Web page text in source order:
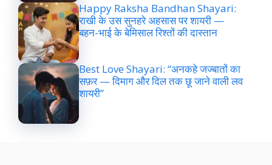
Happy Raksha Bandhan Shayari:
राखी के उस सुनहरे अहसास पर शायरी —
बहन-भाई के बेमिसाल रिश्तों की दास्तान
Best Love Shayari: “अनकहे जज्बातों का
सफ़र — दिमाग और दिल तक छू जाने वाली लव
शायरी”